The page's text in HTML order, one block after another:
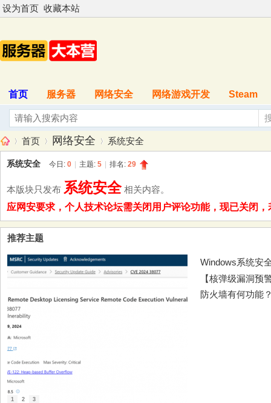
设为首页 收藏本站
首页 服务器 网络安全 网络游戏开发 Steam
服
务
»
首页
›
网络安全
›
系统安全
系统安全 今日: 0 主题: 5 排名: 29
本版块只发布 系统安全相关内容。
应网安要求，个人技术论坛需关闭用户评论功能，现已关闭
推荐主题
1 2 3
Windows系统安
【核弹级漏洞预
防火墙有何功能